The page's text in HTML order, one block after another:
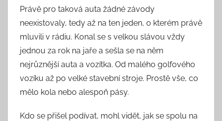
Právě pro taková auta žádné závody
neexistovaly, tedy až na ten jeden, o kterém právě
mluvili v rádiu. Konal se s velkou slávou vždy
jednou za rok na jaře a sešla se na něm
nejrůznější auta a vozítka. Od malého golfového
vozíku až po velké stavební stroje. Prostě vše, co
mělo kola nebo alespoň pásy.
Kdo se přišel podívat, mohl vidět, jak se spolu na